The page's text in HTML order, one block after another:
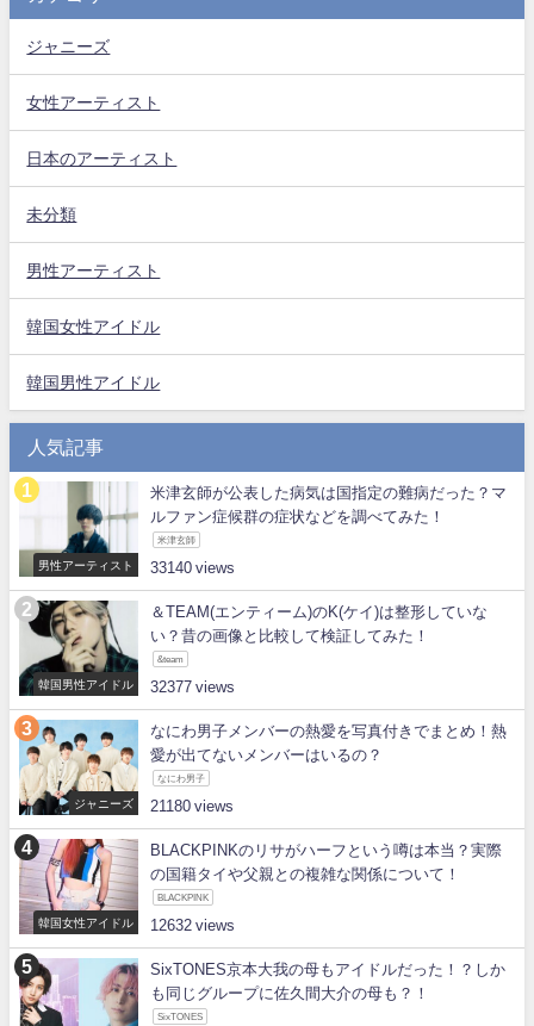
ジャニーズ
女性アーティスト
日本のアーティスト
未分類
男性アーティスト
韓国女性アイドル
韓国男性アイドル
人気記事
男性アーティスト
米津玄師が公表した病気は国指定の難病だった？マ
ルファン症候群の症状などを調べてみた！
米津玄師
33140
韓国男性アイドル
＆TEAM(エンティーム)のK(ケイ)は整形していな
い？昔の画像と比較して検証してみた！
&team
32377
ジャニーズ
なにわ男子メンバーの熱愛を写真付きでまとめ！熱
愛が出てないメンバーはいるの？
なにわ男子
21180
韓国女性アイドル
BLACKPINKのリサがハーフという噂は本当？実際
の国籍タイや父親との複雑な関係について！
BLACKPINK
12632
SixTONES京本大我の母もアイドルだった！？しか
も同じグループに佐久間大介の母も？！
SixTONES